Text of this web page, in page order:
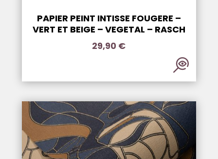
PAPIER PEINT INTISSE FOUGERE –
VERT ET BEIGE – VEGETAL – RASCH
29,90 €